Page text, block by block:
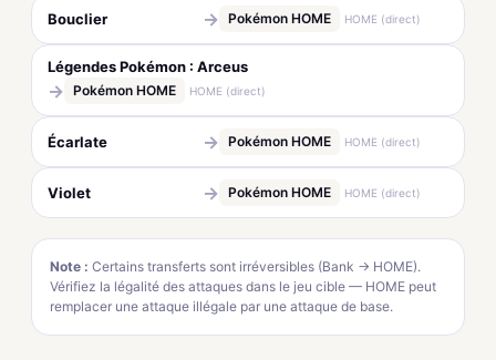
Bouclier → Pokémon HOME HOME (direct)
Légendes Pokémon : Arceus
→ Pokémon HOME HOME (direct)
Écarlate → Pokémon HOME HOME (direct)
Violet → Pokémon HOME HOME (direct)
Note : Certains transferts sont irréversibles (Bank → HOME).
Vérifiez la légalité des attaques dans le jeu cible — HOME peut
remplacer une attaque illégale par une attaque de base.